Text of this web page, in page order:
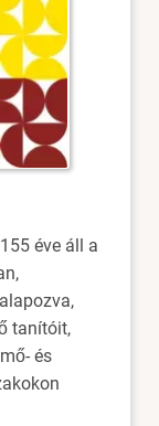
éve áll a
tanítóit,
és